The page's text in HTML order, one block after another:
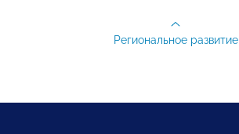
Региональное развитие